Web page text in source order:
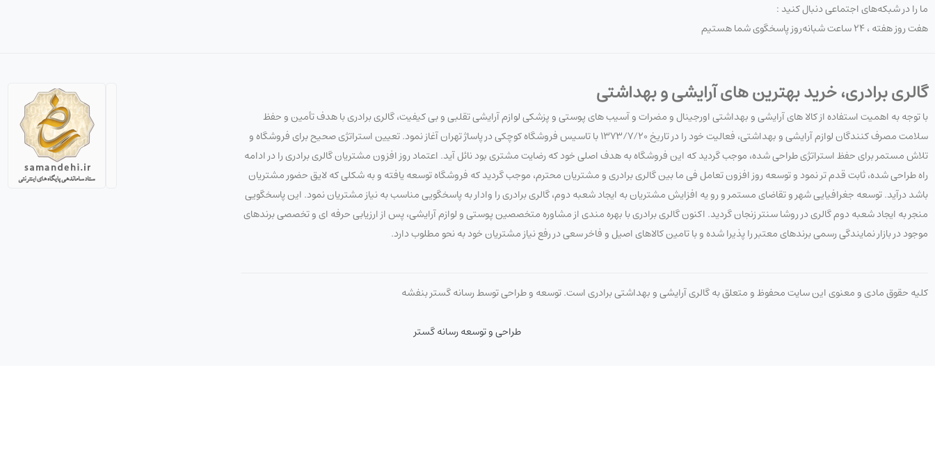
ما را در شبکه‌های اجتماعی دنبال کنید :
هفت روز هفته ، ۲۴ ساعت شبانه‌روز پاسخگوی شما هستیم
گالری برادری، خرید بهترین های آرایشی و بهداشتی
با توجه به اهمیت استفاده از کالا های آرایشی و بهداشتی اورجینال و مضرات و آسیب های پوستی و پزشکی لوازم آرایشی تقلبی و بی کیفیت، گالری برادری با هدف تأمین و حفظ
سلامت مصرف کنندگان لوازم آرایشی و بهداشتی، فعالیت خود را در تاریخ 1373/7/20 با تاسیس فروشگاه کوچکی در پاساژ تهران آغاز نمود. تعیین استراتژی صحیح برای فروشگاه و
تلاش مستمر برای حفظ استراتژی طراحی شده، موجب گردید که این فروشگاه به هدف اصلی خود که رضایت مشتری بود نائل آید. اعتماد روز افزون مشتریان گالری برادری را در ادامه
راه طراحی شده، ثابت قدم تر نمود و توسعه روز افزون تعامل فی ما بین گالری برادری و مشتریان محترم، موجب گردید که فروشگاه توسعه یافته و به شکلی که لایق حضور مشتریان
باشد درآید. توسعه جغرافیایی شهر و تقاضای مستمر و رو یه افزایش مشتریان به ایجاد شعبه دوم، گالری برادری را وادار به پاسخگویی مناسب به نیاز مشتریان نمود. این پاسخگویی
منجر به ایجاد شعبه دوم گالری در روشا سنتر زنجان گردید. اکنون گالری برادری با بهره مندی از مشاوره متخصصین پوستی و لوازم آرایشی، پس از ارزیابی حرفه ای و تخصصی برندهای
موجود در بازار نمایندگی رسمی برندهای معتبر را پذیرا شده و با تامین کالاهای اصیل و فاخر سعی در رفع نیاز مشتریان خود به نحو مطلوب دارد.
کلیه حقوق مادی و معنوی این سایت محفوظ و متعلق به گالری آرایشی و بهداشتی برادری است. توسعه و طراحی توسط رسانه گستر بنفشه
طراحی و توسعه رسانه گستر